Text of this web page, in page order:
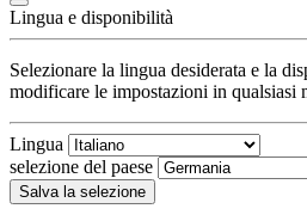
Lingua e disponibilità
Selezionare la lingua desiderata e la
modificare le impostazioni in qualsiasi
Lingua
selezione del paese
Salva la selezione